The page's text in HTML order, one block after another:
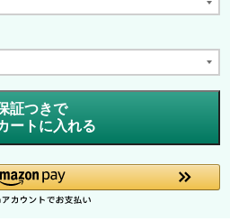
証つきで
ートに入れる